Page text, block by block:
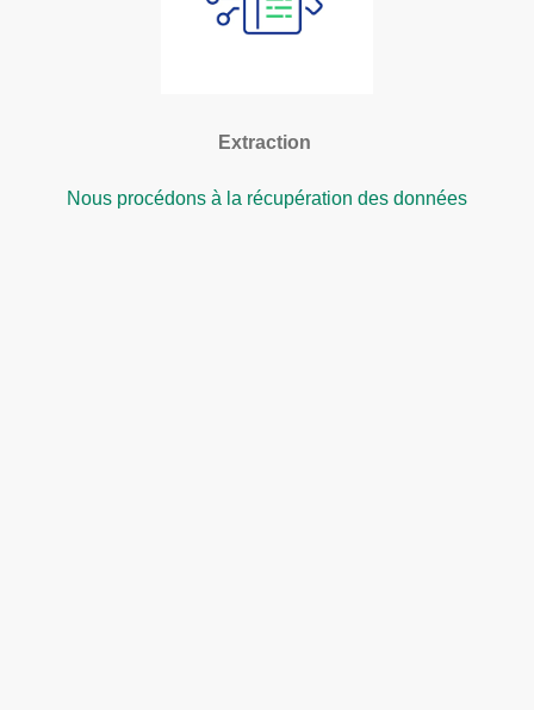
Extraction
Nous procédons à la récupération des données